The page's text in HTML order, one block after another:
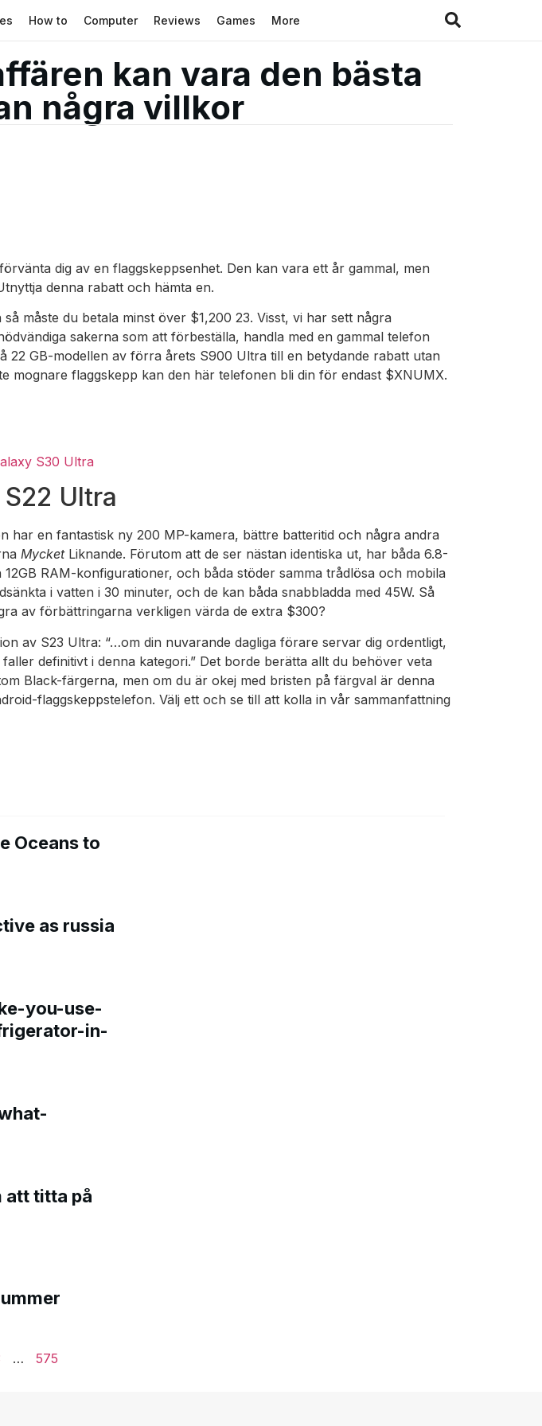
How to Computer Reviews Games More
kan vara den bästa
några villkor
dig av en flaggskeppsenhet. Den kan vara ett år gammal, men
denna rabatt och hämta en.
måste du betala minst över $1,200 23. Visst, vi har sett några
sakerna som att förbeställa, handla med en gammal telefon
GB-modellen av förra årets S900 Ultra till en betydande rabatt utan
flaggskepp kan den här telefonen bli din för endast $XNUMX.
S30 Ultra
Ultra
har en fantastisk ny 200 MP-kamera, bättre batteritid och några andra
MycketLiknande. Förutom att de ser nästan identiska ut, har båda 6.8-
RAM-konfigurationer, och båda stöder samma trådlösa och mobila
i vatten i 30 minuter, och de kan båda snabbladda med 45W. Så
av förbättringarna verkligen värda de extra $300?
av S23 Ultra: “…om din nuvarande dagliga förare servar dig ordentligt,
definitivt i denna kategori.” Det borde berätta allt du behöver veta
Black-färgerna, men om du är okej med bristen på färgval är denna
flaggskeppstelefon. Välj ett och se till att kolla in vår sammanfattning
Oceans to
as russia
you-use-
in-
att titta på
… 575